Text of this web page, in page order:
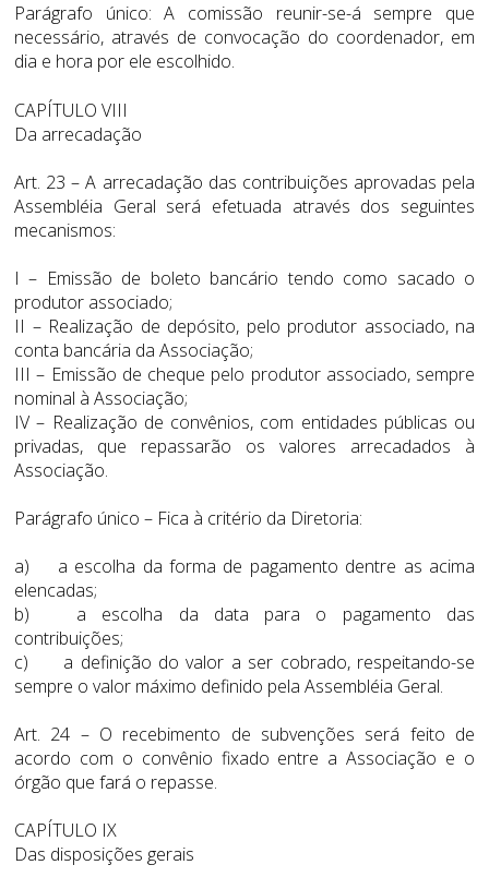
Parágrafo único: A comissão reunir-se-á sempre que
necessário, através de convocação do coordenador, em
dia e hora por ele escolhido.
CAPÍTULO VIII
Da arrecadação
Art. 23 – A arrecadação das contribuições aprovadas pela
Assembléia Geral será efetuada através dos seguintes
mecanismos:
I – Emissão de boleto bancário tendo como sacado o
produtor associado;
II – Realização de depósito, pelo produtor associado, na
conta bancária da Associação;
III – Emissão de cheque pelo produtor associado, sempre
nominal à Associação;
IV – Realização de convênios, com entidades públicas ou
privadas, que repassarão os valores arrecadados à
Associação.
Parágrafo único – Fica à critério da Diretoria:
a) a escolha da forma de pagamento dentre as acima
elencadas;
b) a escolha da data para o pagamento das
contribuições;
c) a definição do valor a ser cobrado, respeitando-se
sempre o valor máximo definido pela Assembléia Geral.
Art. 24 – O recebimento de subvenções será feito de
acordo com o convênio fixado entre a Associação e o
órgão que fará o repasse.
CAPÍTULO IX
Das disposições gerais